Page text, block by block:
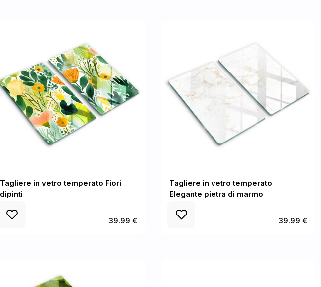
Tagliere in vetro temperato Fiori
dipinti
39.99 €
Tagliere in vetro temperato
Elegante pietra di marmo
39.99 €